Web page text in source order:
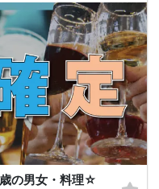
の男女・料理☆